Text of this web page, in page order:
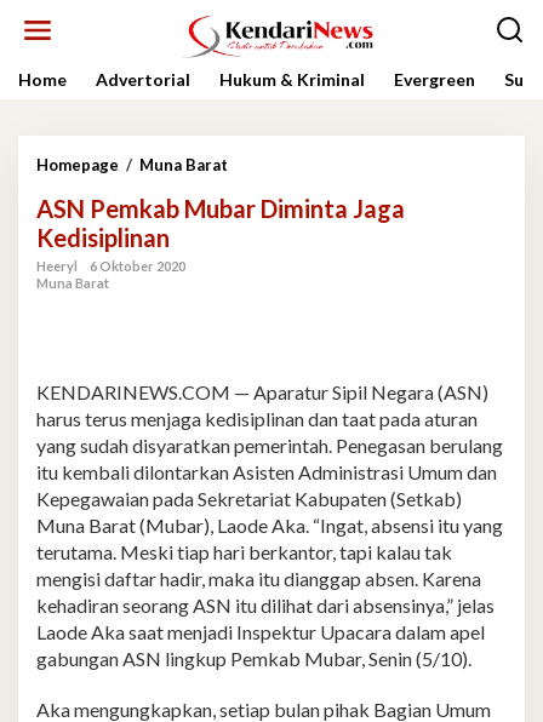
Home
Advertorial Hukum & Kriminal Evergreen
Homepage / Muna Barat
Mubar
ASN Pemkab Mubar Diminta Jaga
Kedisiplinan
Heeryl
6 Oktober 2020
Muna Barat
KENDARINEWS.COM — Aparatur Sipil Negara (ASN)
harus terus menjaga kedisiplinan dan taat pada aturan
yang sudah disyaratkan pemerintah. Penegasan berulang
itu kembali dilontarkan Asisten Administrasi Umum dan
Kepegawaian pada Sekretariat Kabupaten (Setkab)
Muna Barat (Mubar), Laode Aka. “Ingat, absensi itu yang
terutama. Meski tiap hari berkantor, tapi kalau tak
mengisi daftar hadir, maka itu dianggap absen. Karena
kehadiran seorang ASN itu dilihat dari absensinya,” jelas
Laode Aka saat menjadi Inspektur Upacara dalam apel
gabungan ASN lingkup Pemkab Mubar, Senin (5/10).
Aka mengungkapkan, setiap bulan pihak Bagian Umum